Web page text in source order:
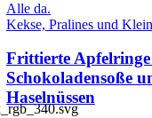
Kekse, Pralines und
Frittierte
Schokoladensoße
Haselnüssen